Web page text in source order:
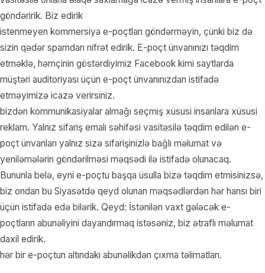
göndəririk. Biz edirik
istenmeyen kommersiya e-poçtları göndərməyin, çünki biz də
sizin qədər spamdan nifrət edirik. E-poçt ünvanınızı təqdim
etməklə, həmçinin göstərdiyimiz Facebook kimi saytlarda
müştəri auditoriyası üçün e-poçt ünvanınızdan istifadə
etməyimizə icazə verirsiniz.
bizdən kommunikasiyalar almağı seçmiş xüsusi insanlara xüsusi
reklam. Yalnız sifariş emalı səhifəsi vasitəsilə təqdim edilən e-
poçt ünvanları yalnız sizə sifarişinizlə bağlı məlumat və
yeniləmələrin göndərilməsi məqsədi ilə istifadə olunacaq.
Bununla belə, eyni e-poçtu başqa üsulla bizə təqdim etmisinizsə,
biz ondan bu Siyasətdə qeyd olunan məqsədlərdən hər hansı biri
üçün istifadə edə bilərik. Qeyd: İstənilən vaxt gələcək e-
poçtların abunəliyini dayandırmaq istəsəniz, biz ətraflı məlumat
daxil edirik.
hər bir e-poçtun altındakı abunəlikdən çıxma təlimatları.